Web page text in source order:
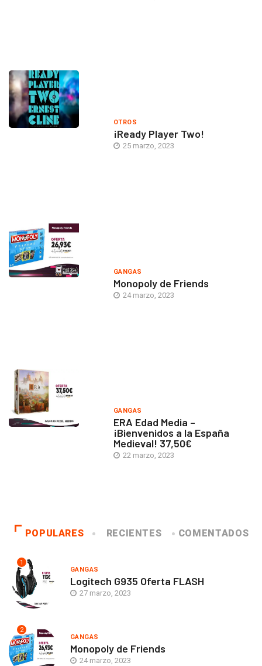
OTROS
¡Ready Player Two!
25 marzo, 2023
GANGAS
Monopoly de Friends
24 marzo, 2023
GANGAS
ERA Edad Media –
¡Bienvenidos a la España
Medieval! 37,50€
22 marzo, 2023
POPULARES RECIENTES COMENTADOS
1
GANGAS
Logitech G935 Oferta FLASH
27 marzo, 2023
2
GANGAS
Monopoly de Friends
24 marzo, 2023